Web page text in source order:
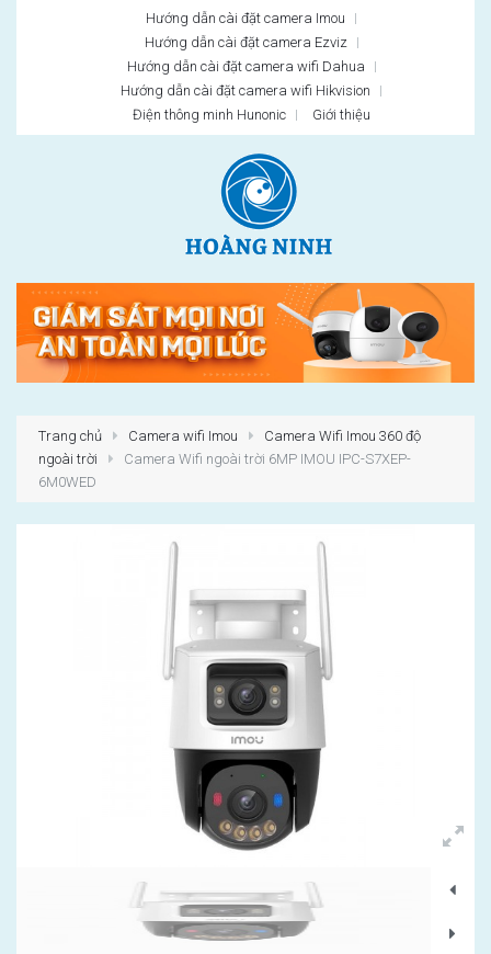
Hướng dẫn cài đặt camera Imou
Hướng dẫn cài đặt camera Ezviz
Hướng dẫn cài đặt camera wifi Dahua
Hướng dẫn cài đặt camera wifi Hikvision
Điện thông minh Hunonic
Giới thiệu
Trang chủ Camera wifi Imou
Camera Wifi Imou 360 độ
ngoài trời
Camera Wifi ngoài trời 6MP IMOU IPC-S7XEP-
6M0WED